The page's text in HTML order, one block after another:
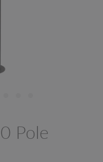
Pole